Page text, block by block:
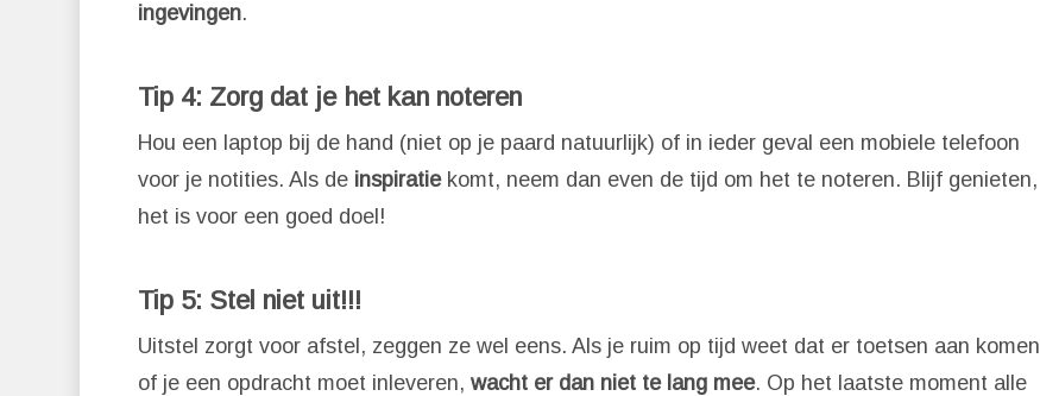
ingevingen.
Tip 4: Zorg dat je het kan noteren
Hou een laptop bij de hand (niet op je paard natuurlijk) of in ieder geval een mobiele telefoon
voor je notities. Als de inspiratiekomt, neem dan even de tijd om het te noteren. Blijf genieten,
het is voor een goed doel!
Tip 5: Stel niet uit!!!
Uitstel zorgt voor afstel, zeggen ze wel eens. Als je ruim op tijd weet dat er toetsen aan komen
of je een opdracht moet inleveren, wacht er dan niet te lang mee. Op het laatste moment alle